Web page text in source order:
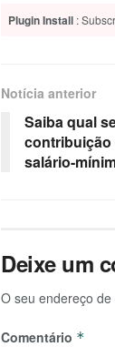
Plugin Install :
Notícia anterior
Saiba qual
contribuição
salário-
Deixe um
O seu endereço
Comentário *